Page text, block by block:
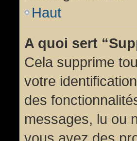
Haut
A quoi sert
Cela supprime
votre
des
messages, lu ou